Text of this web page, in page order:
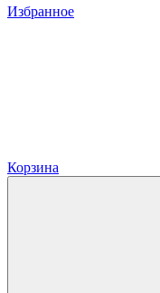
Избранное
Корзина